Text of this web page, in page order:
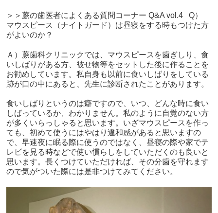
＞＞蕨の歯医者によくある質問コーナー Q&A vol.4 Q）
マウスピース（ナイトガード）は昼寝をする時もつけた方
がよいのか？
Ａ）蕨歯科クリニックでは、マウスピースを歯ぎしり、食
いしばりがある方、被せ物等をセットした後に作ることを
お勧めしています。私自身も以前に食いしばりをしている
跡が口の中にあると、先生に診断されたことがあります。
食いしばりというのは癖ですので、いつ、どんな時に食い
しばっているか、わかりません。私のように自覚のない方
が多くいらっしゃると思います。いざマウスピースを作っ
ても、初めて使うにはやはり違和感があると思いますの
で、早速夜に眠る際に使うのではなく、昼寝の際や家でテ
レビを見る時などで使い慣らしをしていただくのも良いと
思います。長くつけていただければ、その分歯を守れます
ので気がついた際には是非つけてみてください。